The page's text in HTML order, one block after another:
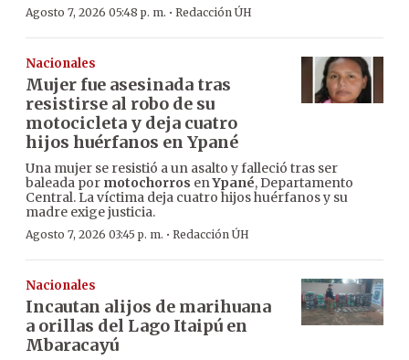
Agosto 7, 2026 05:48 p. m. · Redacción ÚH
Nacionales
Mujer fue asesinada tras
resistirse al robo de su
motocicleta y deja cuatro
hijos huérfanos en Ypané
Una mujer se resistió a un asalto y falleció tras ser
baleada por motochorros enYpané, Departamento
Central. La víctima deja cuatro hijos huérfanos y su
madre exige justicia.
Agosto 7, 2026 03:45 p. m. · Redacción ÚH
Nacionales
Incautan alijos de marihuana
a orillas del Lago Itaipú en
Mbaracayú